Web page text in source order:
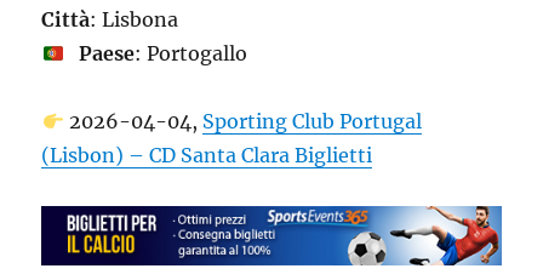
Città: Lisbona
Paese: Portogallo
2026-04-04, Sporting Club Portugal
(Lisbon) – CD Santa Clara Biglietti